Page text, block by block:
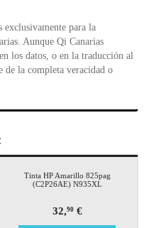
exclusivamente para la
Aunque Qi Canarias
los datos, o en la traducción al
de la completa veracidad o
Tinta HP Amarillo 825pag
(C2P26AE) N935XL
32,90€